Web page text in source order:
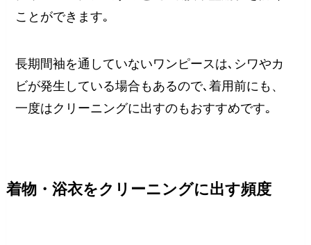
ことができます｡
長期間袖を通していないワンピースは､シワやカ
ビが発生している場合もあるので､着用前にも、
一度はクリーニングに出すのもおすすめです｡
着物・浴衣をクリーニングに出す頻度